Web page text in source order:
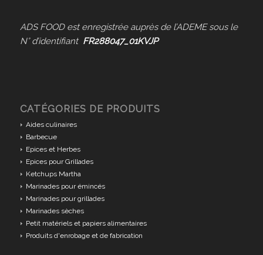
ADS FOOD est enregistrée auprès de l’ADEME sous le
N° d’identifiant FR288047_01KVJP
CATÉGORIES DE PRODUITS
Aides culinaires
Barbecue
Epices et Herbes
Epices pour Grillades
Ketchups Martha
Marinades pour émincés
Marinades pour grillades
Marinades sèches
Petit matériels et papiers alimentaires
Produits d'enrobage et de fabrication